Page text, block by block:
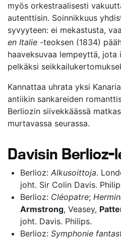
myös orkestraalisesti
autenttisin. Soinnikkuus
syvyyteen: ei mekastusta,
en Italie -teoksen (1834)
haaveksuvaa lempeyttä, jota
pelkäksi
Kannattaa uhrata yksi
antiikin sankareiden
Berliozin siivekkäässä
murtavassa seurassa.
Davisin Berlioz-
Berlioz: Alkusoittoja.
joht. Sir Colin Davis.
Berlioz: Cléopatre;
Armstrong, Veasey,
joht. Davis. Philips.
Berlioz: Symphonie